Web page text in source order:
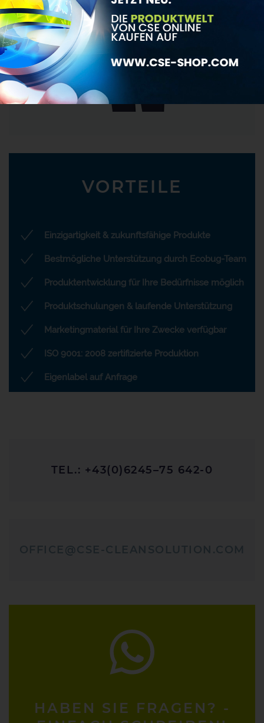
VORTEILE
Einzigartigkeit & zukunftsfähige Produkte
Bestmögliche Unterstützung durch Ecobug-Team
Produktentwicklung für Ihre Bedürfnisse möglich
Produktschulungen & laufende Unterstützung
Marketingmaterial für Ihre Zwecke verfügbar
ISO 9001: 2008 zertifizierte Produktion
Eigenlabel auf Anfrage
TEL.: +43(0)6245–75 642-0
HABEN SIE FRAGEN? -